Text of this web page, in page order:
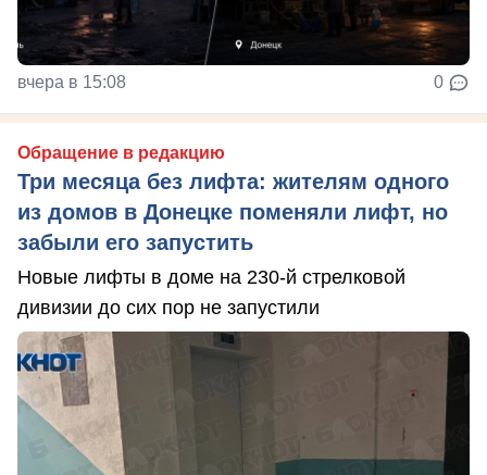
вчера в 15:08 0
Обращение в редакцию
Три месяца без лифта: жителям одного
из домов в Донецке поменяли лифт, но
забыли его запустить
Новые лифты в доме на 230-й стрелковой
дивизии до сих пор не запустили